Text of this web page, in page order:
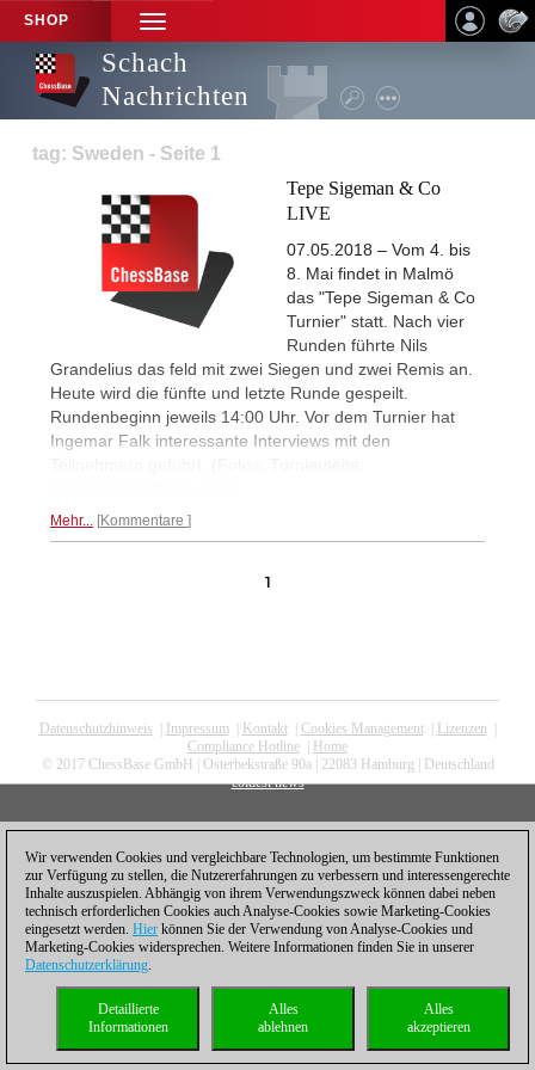
SHOP
TOGGLE
NAVIGATION
Schach
Nachrichten
tag: Sweden - Seite 1
Tepe Sigeman & Co
LIVE
07.05.2018 – Vom 4. bis
8. Mai findet in Malmö
das "Tepe Sigeman & Co
Turnier" statt. Nach vier
Runden führte Nils
Grandelius das feld mit zwei Siegen und zwei Remis an.
Heute wird die fünfte und letzte Runde gespeilt.
Rundenbeginn jeweils 14:00 Uhr. Vor dem Turnier hat
Ingemar Falk interessante Interviews mit den
Mehr... Kommentare
1
Datenschutzhinweis Impressum| Kontakt| Cookies Management| Lizenzen
Compliance Hotline
Home
© 2017 ChessBase GmbH | Osterbekstraße 90a | 22083 Hamburg | Deutschland
coldest news
Wir verwenden Cookies und vergleichbare Technologien, um bestimmte Funktionen
zur Verfügung zu stellen, die Nutzererfahrungen zu verbessern und interessengerechte
Inhalte auszuspielen. Abhängig von ihrem Verwendungszweck können dabei neben
technisch erforderlichen Cookies auch Analyse-Cookies sowie Marketing-Cookies
eingesetzt werden. Hier können Sie der Verwendung von Analyse-Cookies und
Marketing-Cookies widersprechen. Weitere Informationen finden Sie in unserer
Datenschutzerklärung.
Alles
akzeptieren
Alles
ablehnen
Detaillierte
Informationen